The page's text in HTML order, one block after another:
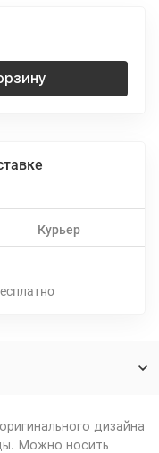
Курьер
Бесплатно
дизайна
Можно носить